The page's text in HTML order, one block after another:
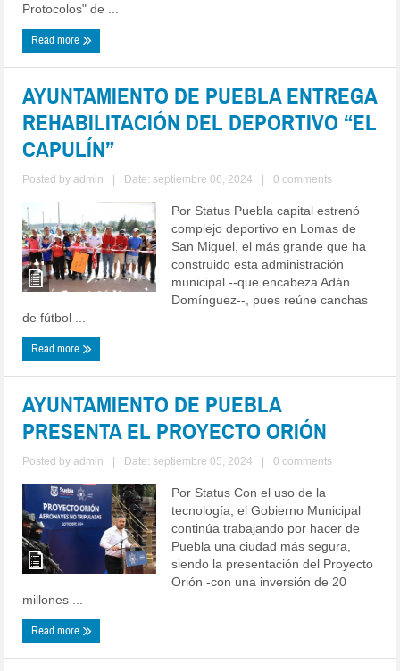
Protocolos" de ...
Read more
AYUNTAMIENTO DE PUEBLA ENTREGA
REHABILITACIÓN DEL DEPORTIVO “EL
CAPULÍN”
Posted byadmin Date: septiembre 06, 2024 0 comments
Por Status Puebla capital estrenó
complejo deportivo en Lomas de
San Miguel, el más grande que ha
construido esta administración
municipal --que encabeza Adán
Domínguez--, pues reúne canchas
de fútbol ...
Read more
AYUNTAMIENTO DE PUEBLA
PRESENTA EL PROYECTO ORIÓN
Posted byadmin Date: septiembre 05, 2024 0 comments
Por Status Con el uso de la
tecnología, el Gobierno Municipal
continúa trabajando por hacer de
Puebla una ciudad más segura,
siendo la presentación del Proyecto
Orión -con una inversión de 20
millones ...
Read more